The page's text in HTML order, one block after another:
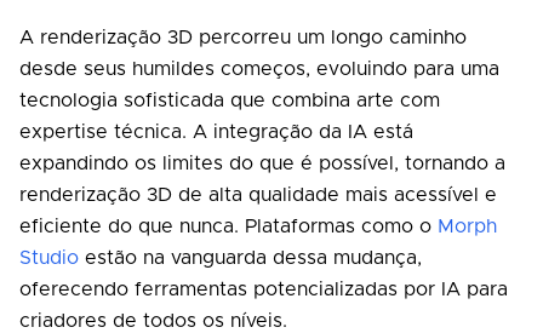
A renderização 3D percorreu um longo caminho
desde seus humildes começos, evoluindo para uma
tecnologia sofisticada que combina arte com
expertise técnica. A integração da IA está
expandindo os limites do que é possível, tornando a
renderização 3D de alta qualidade mais acessível e
eficiente do que nunca. Plataformas como o Morph
Studio estão na vanguarda dessa mudança,
oferecendo ferramentas potencializadas por IA para
criadores de todos os níveis.